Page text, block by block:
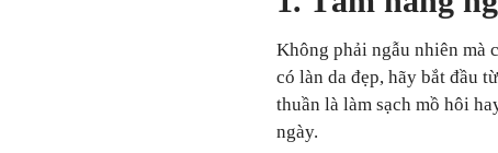
Không phải ngẫu nhiên mà
có làn da đẹp, hãy bắt đầu
thuần là làm sạch mồ hôi
ngày.